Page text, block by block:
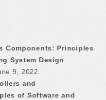
Components: Principles
System Design
9, 2022.
and
of Software and